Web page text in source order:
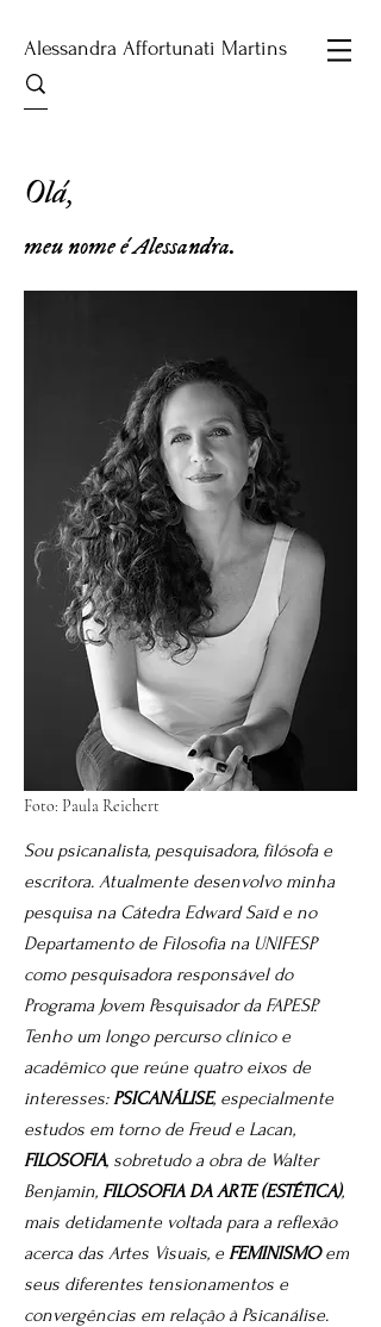
Alessandra Affortunati Martins
Olá,
meu nome é Alessandra.
Foto: Paula Reichert
Sou psicanalista, pesquisadora, filósofa e
escritora. Atualmente desenvolvo minha
pesquisa na Cátedra Edward Saïd e no
Departamento de Filosofia na UNIFESP
como pesquisadora responsável do
Programa Jovem Pesquisador da FAPESP.
Tenho um longo percurso clínico e
acadêmico que reúne quatro eixos de
interesses:PSICANÁLISE, especialmente
estudos em torno de Freud e Lacan,
FILOSOFIA, sobretudo a obra de Walter
Benjamin, FILOSOFIA DA ARTE (ESTÉTICA),
mais detidamente voltada para a reflexão
acerca das Artes Visuais, e FEMINISMOem
seus diferentes tensionamentos e
convergências em relação à Psicanálise.